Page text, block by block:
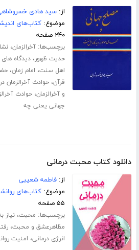
از:سید هادی
موضوع:کتاب‌های
۲۴۰ صفحه
برچسب‌ها:آخرالزمان،
حدیث ظهور،دیدگاه
اهل سنت، امام زمان،
قرآن،حوادث آخرالزمان
و آخرالزمان،حوادث
جهانی یعنی چه
دانلود کتاب محبت درمانی
از:فاطمه شعیبی
موضوع:کتاب‌های
۵۵ صفحه
برچسب‌ها: محبت،نیاز
مظاهرعشق و محبت،
انرژی درمانی، امنیت